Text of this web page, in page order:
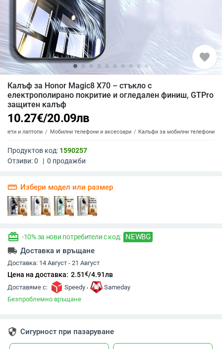
favorite
Калъф за Honor Magic8 X70 – стъкло с
електрополирано покритие и огледален финиш, GTPro
защитен калъф
10.27€/20.09лв
и лаптопи Мобилни телефони и аксесоари Калъфи за мобилни телефони
Продуктов код: 1590257
Отзиви:0 | 0 продажби
straighten Избери модел или размер
redeem -10% за нови потребители с код: NEWBG
local_shipping Доставка и връщане
Доставка: 14 Август - 21 Август
Цена на доставка: 2.51€/4.91лв
Доставяме с: Speedy ,
Sameday
Безпроблемно връщане
security Сигурност при пазаруване